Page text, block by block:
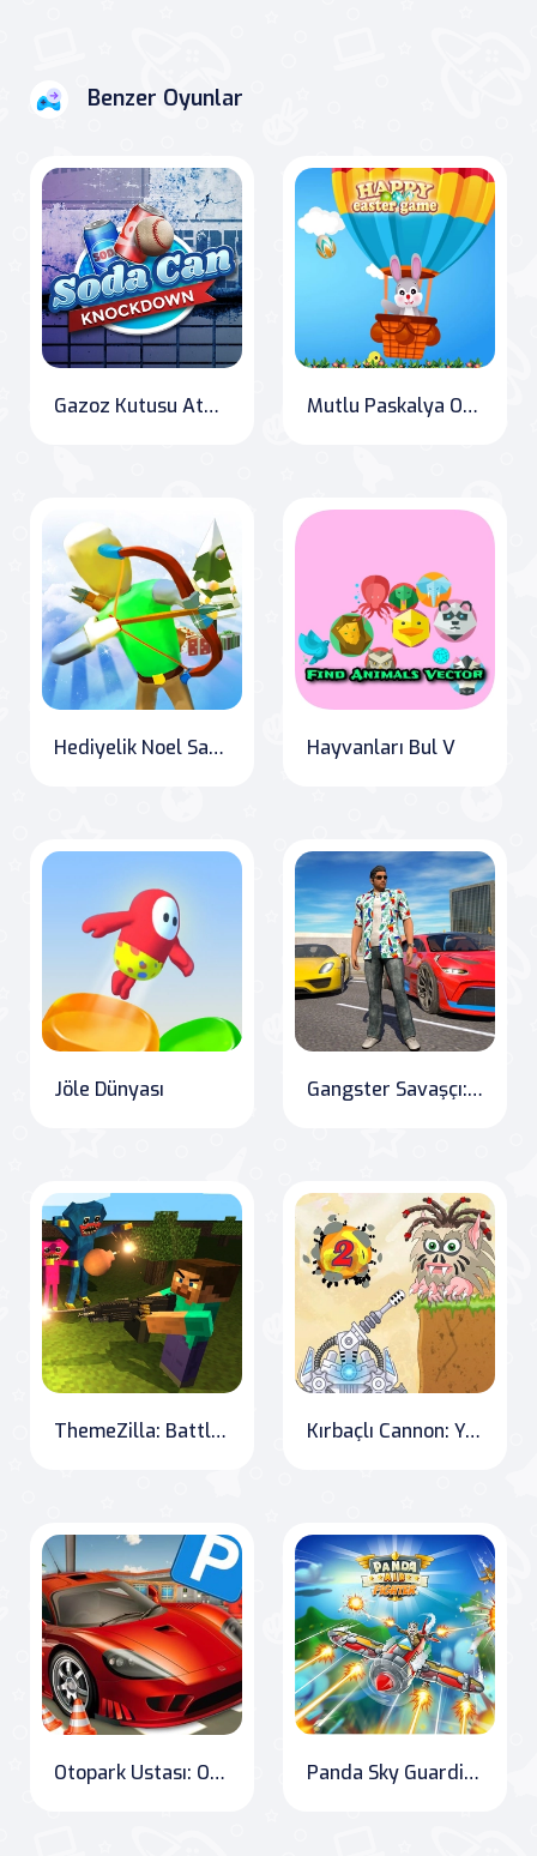
Benzer Oyunlar
Gazoz Kutusu Atma Mutlu Paskalya Oyunu
Hediyelik Noel Savunması Hayvanları Bul V
Jöle Dünyası Gangster Savaşçı: İntikam Senaryosu
ThemeZilla: Battle for the Minecraft Universe Kırbaçlı Cannon: Yeni Seviyeler
Otopark Ustası: Online Oyunlar Dünyası'nda eğlenceyi kesintisiz yaşayın! Otopark oyunlarına yeni bir bakış açısı getiren popüler mobil oyunun geri dönüşünü kaçırmayın! Panda Sky Guardian